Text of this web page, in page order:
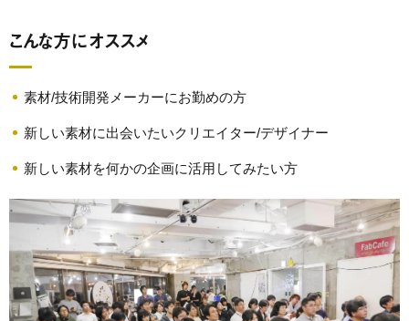
こんな方にオススメ
素材/技術開発メーカーにお勤めの方
新しい素材に出会いたいクリエイター/デザイナー
新しい素材を何かの企画に活用してみたい方